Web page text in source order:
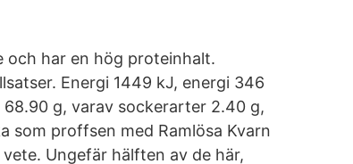
och har en hög proteinhalt.
Energi 1449 kJ, energi 346
g, varav sockerarter 2.40 g,
som proffsen med Ramlösa Kvarn
Ungefär hälften av de här,